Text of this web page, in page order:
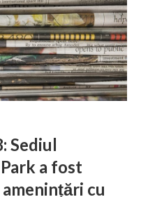
Sediul
a fost
cu